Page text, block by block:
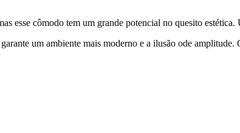
esse cômodo tem um grande potencial no quesito
um ambiente mais moderno e a ilusão ode amplitude.